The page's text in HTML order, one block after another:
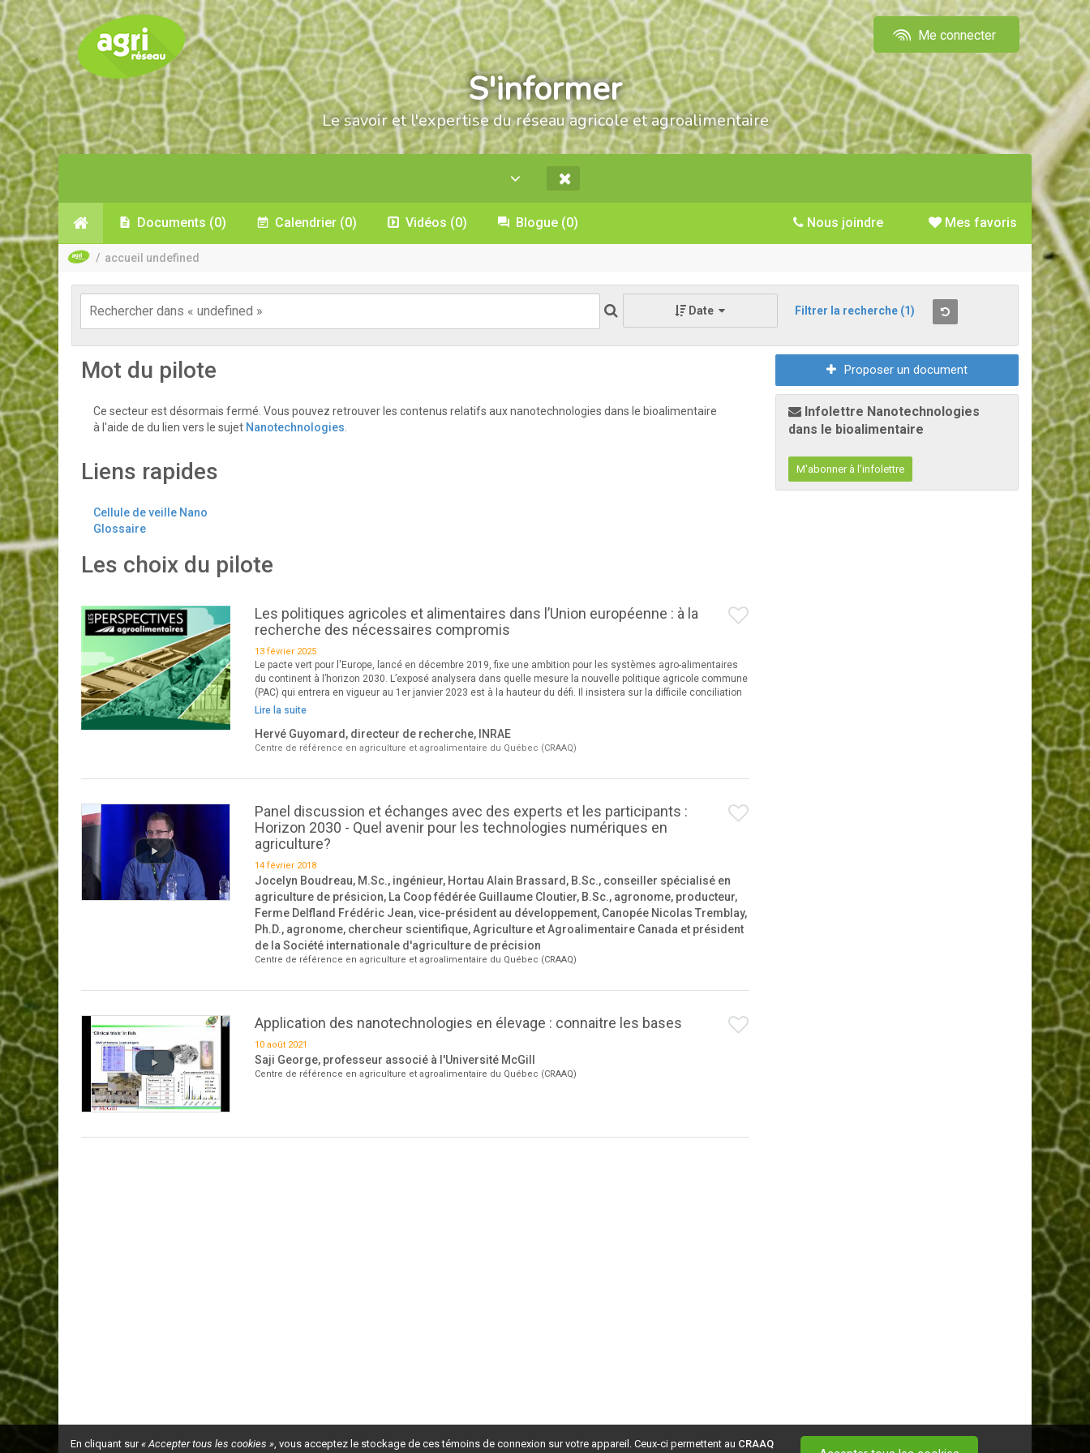
Me connecter
S'informer
Le savoir et l'expertise du réseau agricole et agroalimentaire
Documents (0) Calendrier (0) Vidéos (0) Blogue (0) Mes favoris
Nous joindre
/ accueil undefined
Date Filtrer la recherche (1)
Mot du pilote
Ce secteur est désormais fermé. Vous pouvez retrouver les contenus relatifs aux nanotechnologies dans le bioalimentaire
à l'aide de du lien vers le sujet Nanotechnologies
Liens rapides
Cellule de veille Nano
Glossaire
Les choix du pilote
Les politiques agricoles et alimentaires dans l’Union européenne : à la
recherche des nécessaires compromis
13 février 2025
Le pacte vert pour l'Europe, lancé en décembre 2019, fixe une ambition pour les systèmes agro-alimentaires
du continent à l’horizon 2030. L’exposé analysera dans quelle mesure la nouvelle politique agricole commune
(PAC) qui entrera en vigueur au 1er janvier 2023 est à la hauteur du défi. Il insistera sur la difficile conciliation
Lire la suite
Hervé Guyomard, directeur de recherche, INRAE
Centre de référence en agriculture et agroalimentaire du Québec (CRAAQ)
Panel discussion et échanges avec des experts et les participants :
Horizon 2030 - Quel avenir pour les technologies numériques en
agriculture?
14 février 2018
Jocelyn Boudreau, M.Sc., ingénieur, Hortau Alain Brassard, B.Sc., conseiller spécialisé en
agriculture de présicion, La Coop fédérée Guillaume Cloutier, B.Sc., agronome, producteur,
Ferme Delfland Frédéric Jean, vice-président au développement, Canopée Nicolas Tremblay,
Ph.D., agronome, chercheur scientifique, Agriculture et Agroalimentaire Canada et président
de la Société internationale d'agriculture de précision
Centre de référence en agriculture et agroalimentaire du Québec (CRAAQ)
Application des nanotechnologies en élevage : connaitre les bases
10 août 2021
Saji George, professeur associé à l'Université McGill
Centre de référence en agriculture et agroalimentaire du Québec (CRAAQ)
Proposer un document
Infolettre Nanotechnologies
dans le bioalimentaire
M'abonner à l'infolettre
En cliquant sur« Accepter tous les cookies », vous acceptez le stockage de ces témoins de connexion sur votre appareil. Ceux-ci permettent au CRAAQ